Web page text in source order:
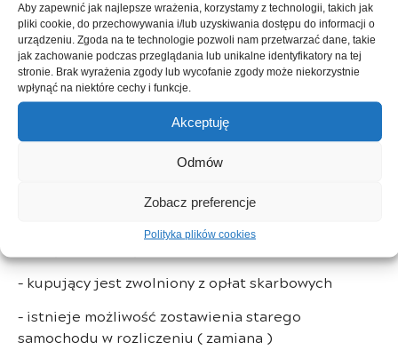
Aby zapewnić jak najlepsze wrażenia, korzystamy z technologii, takich jak
pliki cookie, do przechowywania i/lub uzyskiwania dostępu do informacji o
urządzeniu. Zgoda na te technologie pozwoli nam przetwarzać dane, takie
jak zachowanie podczas przeglądania lub unikalne identyfikatory na tej
stronie. Brak wyrażenia zgody lub wycofanie zgody może niekorzystnie
wpłynąć na niektóre cechy i funkcje.
Akceptuję
Odmów
Zobacz preferencje
Polityka plików cookies
➤ System awaryjnego utrzymywania pasa ruchu
(ELKA)
➤ Fabryczne ograniczenie prędkości do 180 km/h
➤ Mocowania fotelików ISOFIX
➤ Przygotowanie do instalacji alkomatu
– kupujący jest zwolniony z opłat skarbowych
– istnieje możliwość zostawienia starego
samochodu w rozliczeniu ( zamiana )